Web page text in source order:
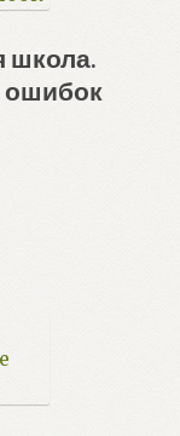
школа.
ошибок